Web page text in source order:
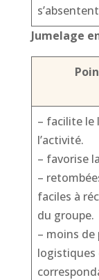
Jumelage
– facilite le
l’activité.
– favorise
–
faciles à
du groupe.
– moins de
logistiques